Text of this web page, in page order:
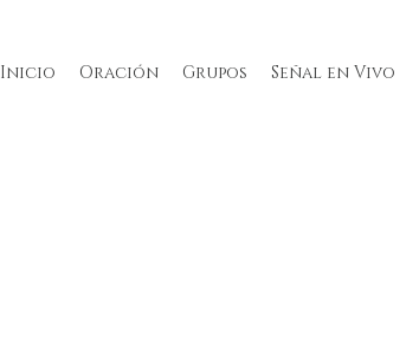
Inicio Oración Grupos Señal en Vivo